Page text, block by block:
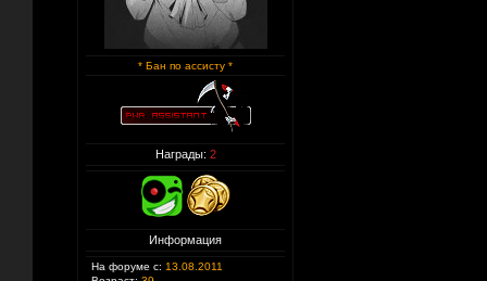
* Бан по ассисту *
Награды: 2
Информация
На форуме с: 13.08.2011